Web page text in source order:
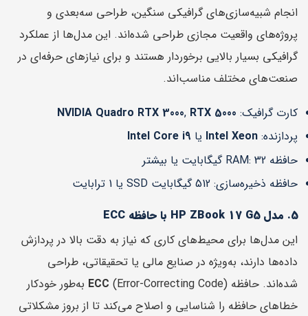
انجام شبیه‌سازی‌های گرافیکی سنگین، طراحی سه‌بعدی و
پروژه‌های واقعیت مجازی طراحی شده‌اند. این مدل‌ها از عملکرد
گرافیکی بسیار بالایی برخوردار هستند و برای نیازهای حرفه‌ای در
صنعت‌های مختلف مناسب‌اند.
کارت گرافیک:
NVIDIA Quadro RTX 3000, RTX 5000
پردازنده: Intel Xeon یا Intel Core i9
حافظه RAM: 32 گیگابایت یا بیشتر
حافظه ذخیره‌سازی: 512 گیگابایت SSD یا 1 ترابایت
5. مدل HP ZBook 17 G5 با حافظه ECC
این مدل‌ها برای محیط‌های کاری که نیاز به دقت بالا در پردازش
داده‌ها دارند، به‌ویژه در صنایع مالی یا تحقیقاتی، طراحی
شده‌اند. حافظه
ECC (Error-Correcting Code) به‌طور خودکار
خطاهای حافظه را شناسایی و اصلاح می‌کند تا از بروز مشکلاتی